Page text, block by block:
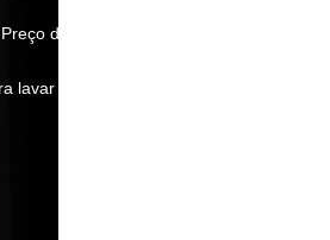
Preço de lavagem de roupa em lavanderia
lavar roupa lavanderia